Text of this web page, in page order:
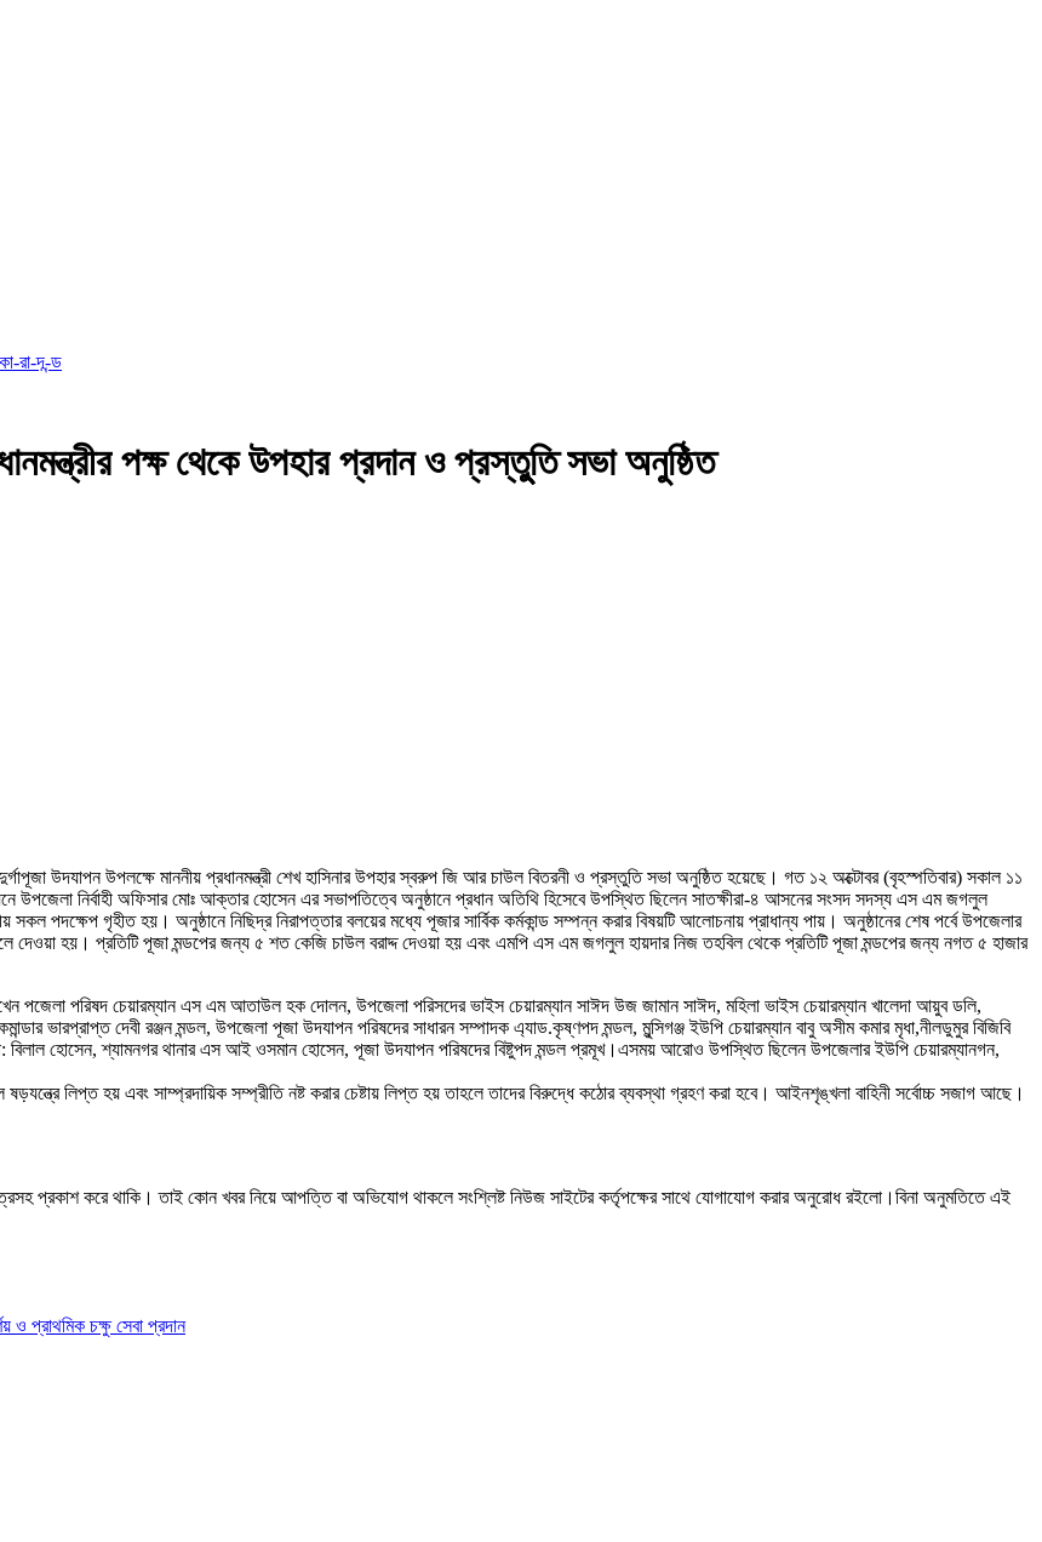
রা-দ-ন্ড
পক্ষ থেকে উপহার প্রদান ও প্রস্তুুতি সভা অনুষ্ঠিত
উদযাপন উপলক্ষে মাননীয় প্রধানমন্ত্রী শেখ হাসিনার উপহার স্বরুপ জি আর চাউল বিতরনী ও প্রস্তুতি সভা অনুষ্ঠিত হয়েছে। গত ১২ অক্টোবর (বৃহস্পতিবার) সকাল ১১
উপজেলা নির্বাহী অফিসার মোঃ আক্তার হোসেন এর সভাপতিত্বে অনুষ্ঠানে প্রধান অতিথি হিসেবে উপস্থিত ছিলেন সাতক্ষীরা-৪ আসনের সংসদ সদস্য এস এম জগলুল
সকল পদক্ষেপ গৃহীত হয়। অনুষ্ঠানে নিছিদ্র নিরাপত্তার বলয়ের মধ্যে পূজার সার্বিক কর্মকান্ড সম্পন্ন করার বিষয়টি আলোচনায় প্রাধান্য পায়। অনুষ্ঠানের শেষ পর্বে উপজেলার
দেওয়া হয়। প্রতিটি পূজা মন্ডপের জন্য ৫ শত কেজি চাউল বরাদ্দ দেওয়া হয় এবং এমপি এস এম জগলুল হায়দার নিজ তহবিল থেকে প্রতিটি পূজা মন্ডপের জন্য নগত ৫ হাজার
পজেলা পরিষদ চেয়ারম্যান এস এম আতাউল হক দোলন, উপজেলা পরিসদের ভাইস চেয়ারম্যান সাঈদ উজ জামান সাঈদ, মহিলা ভাইস চেয়ারম্যান খালেদা আয়ুব ডলি,
ভারপ্রাপ্ত দেবী রঞ্জন মন্ডল, উপজেলা পূজা উদযাপন পরিষদের সাধারন সম্পাদক এ্যাড.কৃষ্ণপদ মন্ডল, মুন্সিগঞ্জ ইউপি চেয়ারম্যান বাবু অসীম কমার মৃধা,নীলডুমুর বিজিবি
বিলাল হোসেন, শ্যামনগর থানার এস আই ওসমান হোসেন, পূজা উদযাপন পরিষদের বিষ্টুপদ মন্ডল প্রমূখ।এসময় আরোও উপস্থিত ছিলেন উপজেলার ইউপি চেয়ারম্যানগন,
লিপ্ত হয় এবং সাম্প্রদায়িক সম্প্রীতি নষ্ট করার চেষ্টায় লিপ্ত হয় তাহলে তাদের বিরুদ্ধে কঠোর ব্যবস্থা গ্রহণ করা হবে। আইনশৃঙ্খলা বাহিনী সর্বোচ্চ সজাগ আছে।
প্রকাশ করে থাকি। তাই কোন খবর নিয়ে আপত্তি বা অভিযোগ থাকলে সংশ্লিষ্ট নিউজ সাইটের কর্তৃপক্ষের সাথে যোগাযোগ করার অনুরোধ রইলো।বিনা অনুমতিতে এই
প্রাথমিক চক্ষু সেবা প্রদান